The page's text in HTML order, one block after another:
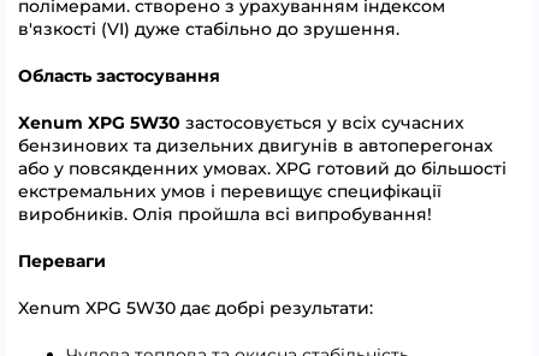
полімерами. створено з урахуванням індексом
в'язкості (VI) дуже стабільно до зрушення.
Область застосування
Xenum XPG 5W30 застосовується у всіх сучасних
бензинових та дизельних двигунів в автоперегонах
або у повсякденних умовах. XPG готовий до більшості
екстремальних умов і перевищує специфікації
виробників. Олія пройшла всі випробування!
Переваги
Xenum XPG 5W30 дає добрі результати: